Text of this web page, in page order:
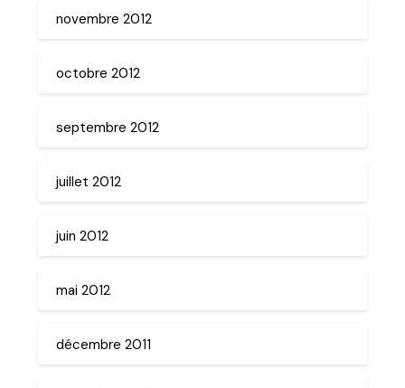
novembre 2012
octobre 2012
septembre 2012
juillet 2012
juin 2012
mai 2012
décembre 2011